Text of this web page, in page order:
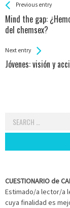
See more
Previous entry
Mind the gap:
del chemsex?
Back
All
Entries
Next entry
Jóvenes: visión y
Search
CUESTIONARIO de
Estimado/a lector/a
cuya finalidad es